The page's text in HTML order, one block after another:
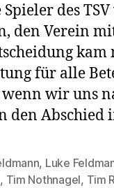
des
den Verein
für alle
wir uns
den Abschied
, Luke
, Tim Nothnagel, Tim